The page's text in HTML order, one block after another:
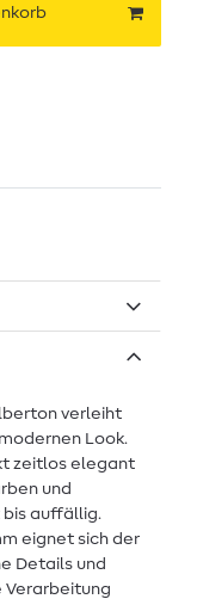
verleiht
Look.
zeitlos elegant
und
bis auffällig.
eignet sich der
Details und
Verarbeitung